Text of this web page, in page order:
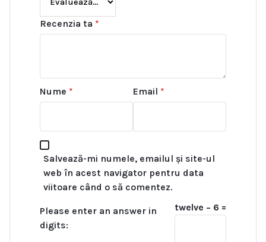
Recenzia ta *
Nume * Email *
Salvează-mi numele, emailul și site-ul
web în acest navigator pentru data
viitoare când o să comentez.
Please enter an answer in
digits:
twelve − 6 =